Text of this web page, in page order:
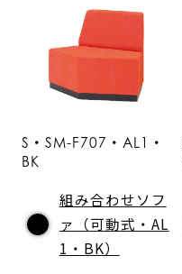
S・SM-F707・AL1・
BK
組み合わせソフ
ァ（可動式・AL
1・BK）